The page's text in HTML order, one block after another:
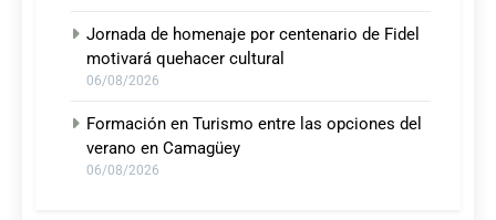
Jornada de homenaje por centenario de Fidel
motivará quehacer cultural
06/08/2026
Formación en Turismo entre las opciones del
verano en Camagüey
06/08/2026